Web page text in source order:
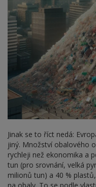
Jinak se to říct nedá:
jiný. Množství obalového
rychleji než ekonomika a
tun (pro srovnání, velká
milionů tun) a 40 %